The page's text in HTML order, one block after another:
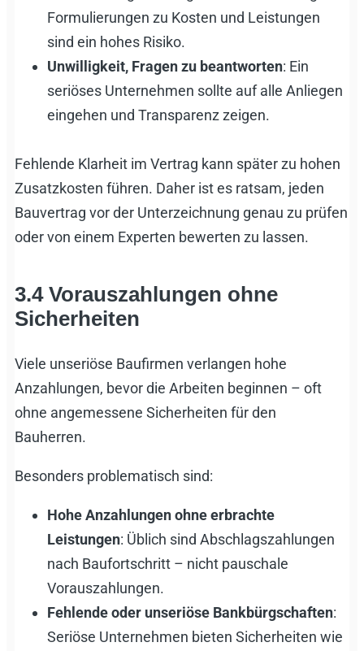
Formulierungen zu Kosten und Leistungen
sind ein hohes Risiko.
Unwilligkeit, Fragen zu beantworten: Ein
seriöses Unternehmen sollte auf alle Anliegen
eingehen und Transparenz zeigen.
Fehlende Klarheit im Vertrag kann später zu hohen
Zusatzkosten führen. Daher ist es ratsam, jeden
Bauvertrag vor der Unterzeichnung genau zu prüfen
oder von einem Experten bewerten zu lassen.
3.4 Vorauszahlungen ohne
Sicherheiten
Viele unseriöse Baufirmen verlangen hohe
Anzahlungen, bevor die Arbeiten beginnen – oft
ohne angemessene Sicherheiten für den
Bauherren.
Besonders problematisch sind:
Hohe Anzahlungen ohne erbrachte
Leistungen: Üblich sind Abschlagszahlungen
nach Baufortschritt – nicht pauschale
Vorauszahlungen.
Fehlende oder unseriöse Bankbürgschaften:
Seriöse Unternehmen bieten Sicherheiten wie